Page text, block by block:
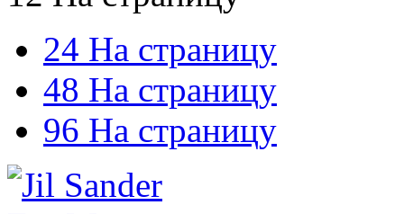
24 На страницу
48 На страницу
96 На страницу